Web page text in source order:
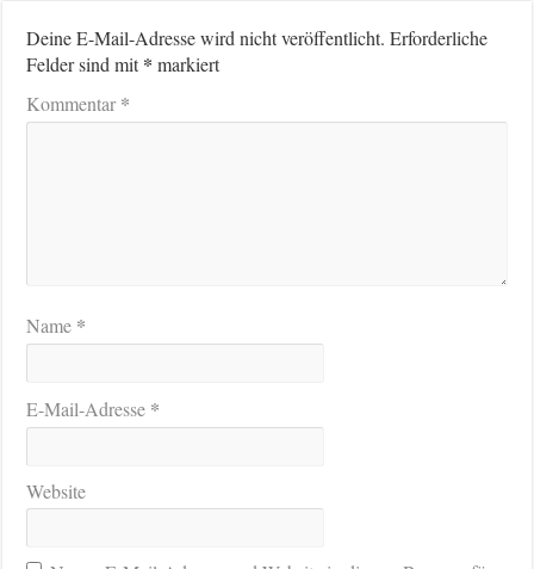
Deine E-Mail-Adresse wird nicht veröffentlicht. Erforderliche
Felder sind mit* markiert
Kommentar*
Name *
E-Mail-Adresse *
Website